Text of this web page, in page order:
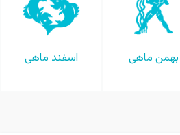
بهمن ماهی اسفند ماهی